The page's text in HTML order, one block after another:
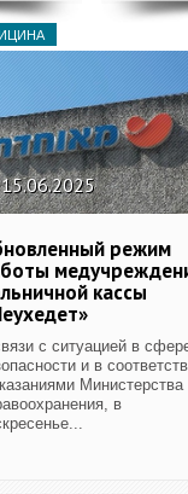
15.06.2025
режим
кассы
с ситуацией в
и в
Министерства
в